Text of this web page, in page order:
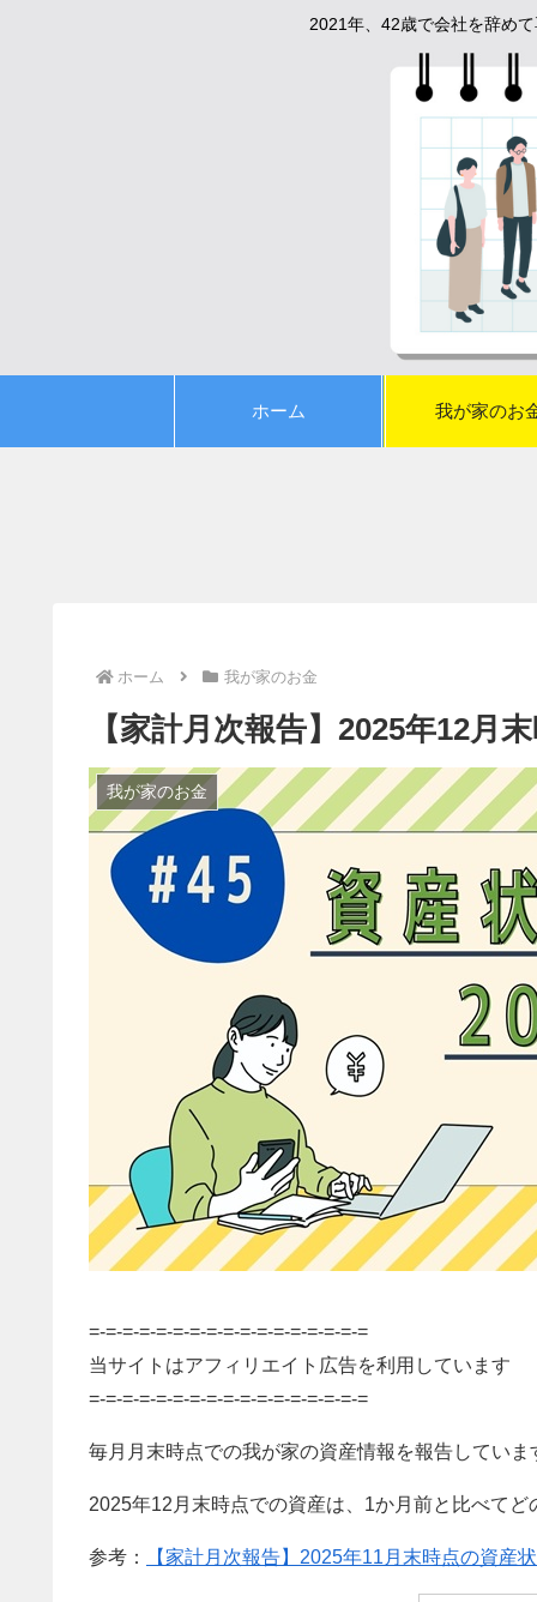
2021年、42歳で会社を辞め
ホーム 我が家のお
ホーム 我が家のお金
【家計月次報告】2025年12月
我が家のお金
=-=-=-=-=-=-=-=-=-=-=-=-=-=-=-=-=
当サイトはアフィリエイト広告を利用しています
=-=-=-=-=-=-=-=-=-=-=-=-=-=-=-=-=
毎月月末時点での我が家の資産情報を報告していま
2025年12月末時点での資産は、1か月前と比べて
参考： 【家計月次報告】2025年11月末時点の資産